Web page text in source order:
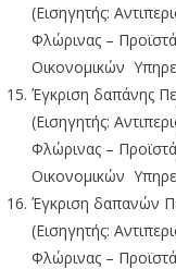
(Εισηγητής:
Φλώρινας –
Οικονομικών
Έγκριση δαπάνης
(Εισηγητής:
Φλώρινας –
Οικονομικών
Έγκριση δαπανών
(Εισηγητής:
Φλώρινας –